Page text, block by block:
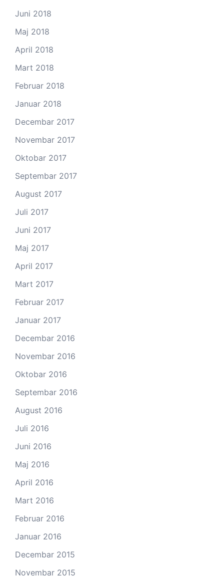
Juni 2018
Maj 2018
April 2018
Mart 2018
Februar 2018
Januar 2018
Decembar 2017
Novembar 2017
Oktobar 2017
Septembar 2017
August 2017
Juli 2017
Juni 2017
Maj 2017
April 2017
Mart 2017
Februar 2017
Januar 2017
Decembar 2016
Novembar 2016
Oktobar 2016
Septembar 2016
August 2016
Juli 2016
Juni 2016
Maj 2016
April 2016
Mart 2016
Februar 2016
Januar 2016
Decembar 2015
Novembar 2015